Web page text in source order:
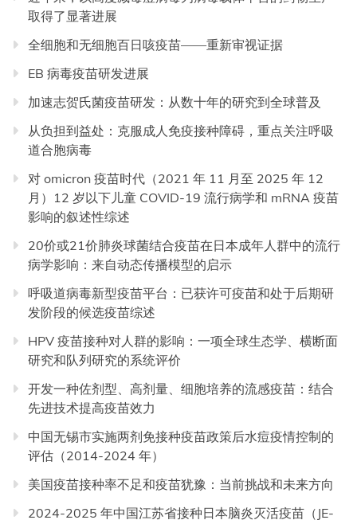
取得了显著进展
全细胞和无细胞百日咳疫苗——重新审视证据
EB 病毒疫苗研发进展
加速志贺氏菌疫苗研发：从数十年的研究到全球普及
从负担到益处：克服成人免疫接种障碍，重点关注呼吸
道合胞病毒
对 omicron 疫苗时代（2021 年 11 月至 2025 年 12
月）12 岁以下儿童 COVID-19 流行病学和 mRNA 疫苗
影响的叙述性综述
20价或21价肺炎球菌结合疫苗在日本成年人群中的流行
病学影响：来自动态传播模型的启示
呼吸道病毒新型疫苗平台：已获许可疫苗和处于后期研
发阶段的候选疫苗综述
HPV 疫苗接种对人群的影响：一项全球生态学、横断面
研究和队列研究的系统评价
开发一种佐剂型、高剂量、细胞培养的流感疫苗：结合
先进技术提高疫苗效力
中国无锡市实施两剂免接种疫苗政策后水痘疫情控制的
评估（2014-2024 年）
美国疫苗接种率不足和疫苗犹豫：当前挑战和未来方向
2024-2025 年中国江苏省接种日本脑炎灭活疫苗（JE-